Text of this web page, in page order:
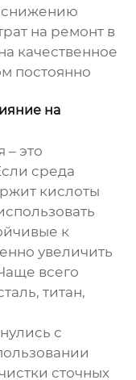
снижению
на ремонт в
качественное
постоянно
на
– это
среда
кислоты
к
увеличить
всего
титан,
с
сточных